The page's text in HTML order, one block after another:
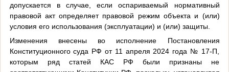
допускается в случае, если оспариваемый нормативный
правовой акт определяет правовой режим объекта и (или)
условия его использования (эксплуатации) и (или) защиты.
Изменения внесены во исполнение Постановления
Конституционного суда РФ от 11 апреля 2024 года № 17-П,
которым ряд статей КАС РФ были признаны не